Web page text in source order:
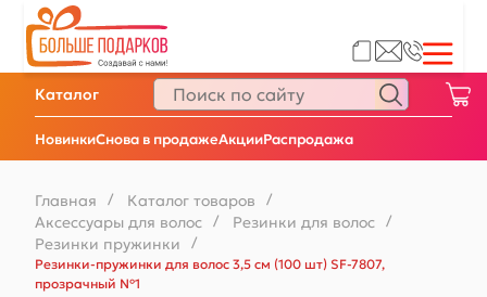
НовинкиСнова в продажеАкцииРаспродажа
Каталог
Главная / Каталог товаров /
Аксессуары для волос / Резинки для волос /
Резинки пружинки
/
Резинки-пружинки для волос 3,5 см (100 шт) SF-7807,
прозрачный №1